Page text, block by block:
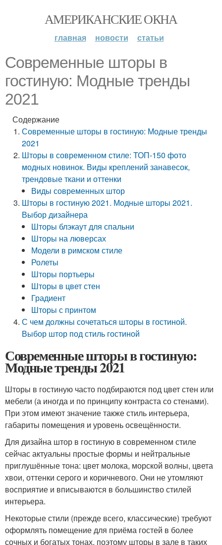
АМЕРИКАНСКИЕ ОКНА
главная новости статьи
Современные шторы в
гостиную: Модные тренды
2021
Содержание
Современные шторы в гостиную: Модные тренды
2021
Шторы в современном стиле: ТОП-150 фото
модных новинок. Виды креплений занавесок,
трендовые ткани и оттенки
Виды современных штор
Шторы в гостиную 2021. Модные шторы 2021.
Выбор дизайнера
Шторы блэкаут для спальни
Шторы на люверсах
Модели в римском стиле
Ролеты
Шторы портьеры
Шторы в цвет стен
Градиент
Шторы с принтом
С чем должны сочетаться шторы в гостиной.
Выбор штор под стиль гостиной
Современные шторы в гостиную:
Модные тренды 2021
Шторы в гостиную часто подбираются под цвет стен или
мебели (а иногда и по принципу контраста со стенами).
При этом имеют значение также стиль интерьера,
габариты помещения и уровень освещённости.
Для дизайна штор в гостиную в современном стиле
сейчас актуальны простые формы и нейтральные
приглушённые тона: цвет молока, морской волны, цвета
хвои, оттенки серого и коричневого. Они не утомляют
восприятие и вписываются в большинство стилей
интерьера.
Некоторые стили (прежде всего, классические) требуют
оформлять помещение для приёма гостей в более
сочных и богатых тонах, поэтому шторы в зале в таких